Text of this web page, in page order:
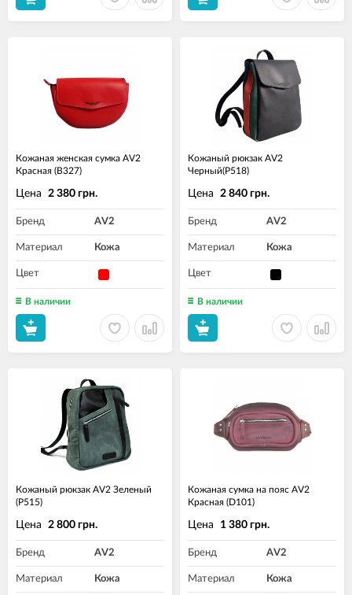
Кожаная женская сумка AV2
Красная (B327)
Цена 2 380 грн.
Бренд AV2
Материал Кожа
Цвет
В наличии
Кожаный рюкзак AV2
Черный(P518)
Цена 2 840 грн.
Бренд AV2
Материал Кожа
Цвет
В наличии
Кожаный рюкзак AV2 Зеленый
(P515)
Цена 2 800 грн.
Бренд AV2
Материал Кожа
Кожаная сумка на пояс AV2
Красная (D101)
Цена 1 380 грн.
Бренд AV2
Материал Кожа